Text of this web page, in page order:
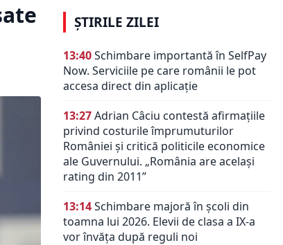
ȘTIRILE ZILEI
13:40Schimbare importantă în SelfPay
Now. Serviciile pe care românii le pot
accesa direct din aplicație
13:27Adrian Câciu contestă afirmațiile
privind costurile împrumuturilor
României și critică politicile economice
ale Guvernului. „România are același
rating din 2011”
13:14Schimbare majoră în școli din
toamna lui 2026. Elevii de clasa a IX-a
vor învăța după reguli noi